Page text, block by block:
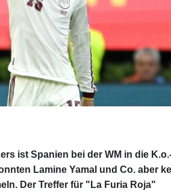
ist Spanien bei der WM in die
Lamine Yamal und Co. aber
Der Treffer für "La Furia Roja"